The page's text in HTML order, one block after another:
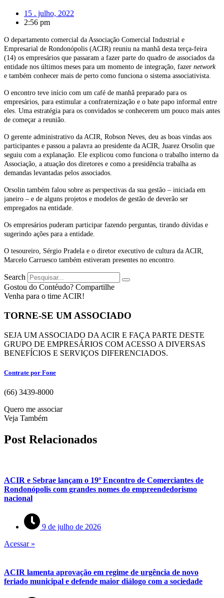
15 . julho, 2022
2:56 pm
O departamento comercial da Associação Comercial Industrial e
Empresarial de Rondonópolis (ACIR) reuniu na manhã desta terça-feira
(14) os empresários que passaram a fazer parte do quadro de associados da
entidade nos últimos meses para um momento de integração, fazer network
e também conhecer mais de perto como funciona o sistema associativista.
O encontro teve início com um café de manhã preparado para os
empresários, para estimular a confraternização e o bate papo informal entre
eles. Uma estratégia para os convidados se conhecerem um pouco mais antes
de começar a reunião.
O gerente administrativo da ACIR, Robson Neves, deu as boas vindas aos
participantes e passou a palavra ao presidente da ACIR, Juarez Orsolin que
seguiu com a explanação. Ele explicou como funciona o trabalho interno da
Associação, a atuação dos diretores e como a presidência trabalha as
demandas levantadas pelos associados.
Orsolin também falou sobre as perspectivas da sua gestão – iniciada em
janeiro – e de alguns projetos e modelos de gestão de deverão ser
empregados na entidade.
Os empresários puderam participar fazendo perguntas, tirando dúvidas e
sugerindo ações para a entidade.
O tesoureiro, Sérgio Pradela e o diretor executivo de cultura da ACIR,
Marcelo Carruesco também estiveram presentes no encontro.
Search
Gostou do Contéudo? Compartilhe
Venha para o time ACIR!
TORNE-SE UM ASSOCIADO
SEJA UM ASSOCIADO DA ACIR E FAÇA PARTE DESTE
GRUPO DE EMPRESÁRIOS COM ACESSO A DIVERSAS
BENEFÍCIOS E SERVIÇOS DIFERENCIADOS.
Contrate por Fone
(66) 3439-8000
Quero me associar
Veja Também
Post Relacionados
ACIR e Sebrae lançam o 19º Encontro de Comerciantes de
Rondonópolis com grandes nomes do empreendedorismo
nacional
9 de julho de 2026
Acessar »
ACIR lamenta aprovação em regime de urgência de novo
feriado municipal e defende maior diálogo com a sociedade